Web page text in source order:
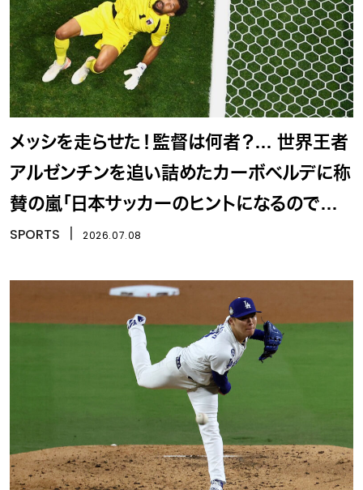
メッシを走らせた！監督は何者？… 世界王者
アルゼンチンを追い詰めたカーボベルデに称
賛の嵐「日本サッカーのヒントになるので
は？」
SPORTS 2026.07.08